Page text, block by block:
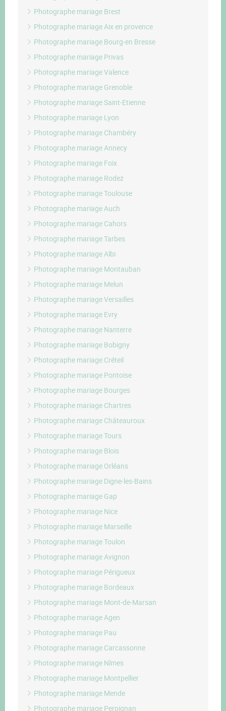
Photographe mariage Brest
Photographe mariage Aix en provence
Photographe mariage Bourg-en Bresse
Photographe mariage Privas
Photographe mariage Valence
Photographe mariage Grenoble
Photographe mariage Saint-Etienne
Photographe mariage Lyon
Photographe mariage Chambéry
Photographe mariage Annecy
Photographe mariage Foix
Photographe mariage Rodez
Photographe mariage Toulouse
Photographe mariage Auch
Photographe mariage Cahors
Photographe mariage Tarbes
Photographe mariage Albi
Photographe mariage Montauban
Photographe mariage Melun
Photographe mariage Versailles
Photographe mariage Evry
Photographe mariage Nanterre
Photographe mariage Bobigny
Photographe mariage Créteil
Photographe mariage Pontoise
Photographe mariage Bourges
Photographe mariage Chartres
Photographe mariage Châteauroux
Photographe mariage Tours
Photographe mariage Blois
Photographe mariage Orléans
Photographe mariage Digne-les-Bains
Photographe mariage Gap
Photographe mariage Nice
Photographe mariage Marseille
Photographe mariage Toulon
Photographe mariage Avignon
Photographe mariage Périgueux
Photographe mariage Bordeaux
Photographe mariage Mont-de-Marsan
Photographe mariage Agen
Photographe mariage Pau
Photographe mariage Carcassonne
Photographe mariage Nîmes
Photographe mariage Montpellier
Photographe mariage Mende
Photographe mariage Perpignan